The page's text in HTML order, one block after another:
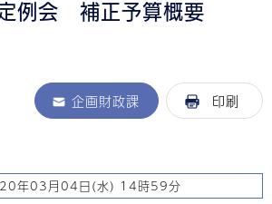
例会 補正予算概要
企画財政課 印刷
年03月04日(水) 14時59分